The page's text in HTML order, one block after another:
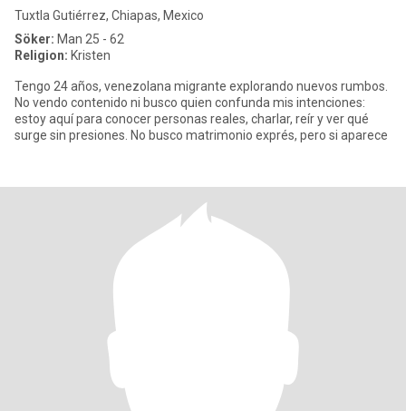
Tuxtla Gutiérrez, Chiapas, Mexico
Söker: Man 25 - 62
Religion: Kristen
Tengo 24 años, venezolana migrante explorando nuevos rumbos.
No vendo contenido ni busco quien confunda mis intenciones:
estoy aquí para conocer personas reales, charlar, reír y ver qué
surge sin presiones. No busco matrimonio exprés, pero si aparece